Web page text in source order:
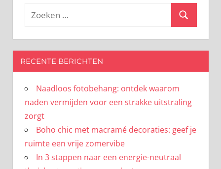
Zoeken
Zoeken
RECENTE BERICHTEN
Naadloos fotobehang: ontdek waarom
naden vermijden voor een strakke uitstraling
zorgt
Boho chic met macramé decoraties: geef je
ruimte een vrije zomervibe
In 3 stappen naar een energie-neutraal